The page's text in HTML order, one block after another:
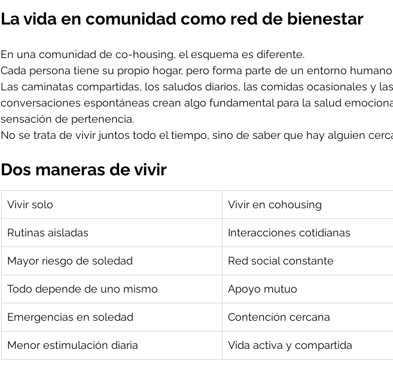
La vida en comunidad como red de bienestar
En una comunidad de co-housing, el esquema es diferente.
Cada persona tiene su propio hogar, pero forma parte de un entorno
Las caminatas compartidas, los saludos diarios, las comidas ocasionales y las
conversaciones espontáneas crean algo fundamental para la salud
sensación de pertenencia.
No se trata de vivir juntos todo el tiempo, sino de saber que hay alguien
Dos maneras de vivir
Vivir solo Vivir en cohousing
Rutinas aisladas Interacciones cotidianas
Mayor riesgo de soledad Red social constante
Todo depende de uno mismo Apoyo mutuo
Emergencias en soledad Contención cercana
Menor estimulación diaria Vida activa y compartida